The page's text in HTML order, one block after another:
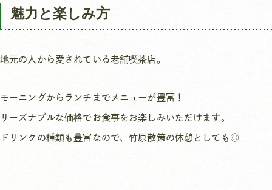
魅力と楽しみ方
地元の人から愛されている老舗喫茶店。
モーニングからランチまでメニューが豊富！
リーズナブルな価格でお食事をお楽しみいただけます。
ドリンクの種類も豊富なので、竹原散策の休憩としても◎